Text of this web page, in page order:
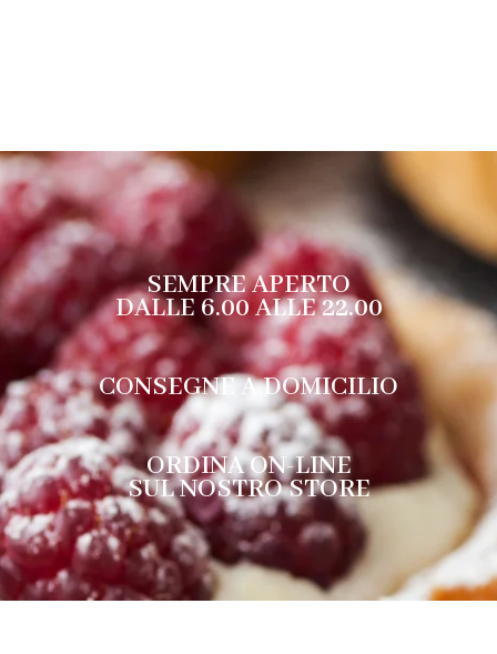
SEMPRE APERTO
DALLE 6.00 ALLE 22.00
CONSEGNE A DOMICILIO
ORDINA ON-LINE
SUL NOSTRO STORE